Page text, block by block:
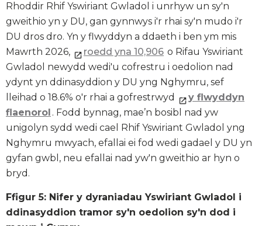
Rhoddir Rhif Yswiriant Gwladol i unrhyw un sy'n
gweithio yn y DU, gan gynnwys i'r rhai sy'n mudo i'r
DU dros dro. Yn y flwyddyn a ddaeth i ben ym mis
Mawrth 2026,
roedd yna 10,906 o Rifau Yswiriant
Gwladol newydd wedi'u cofrestru i oedolion nad
ydynt yn ddinasyddion y DU yng Nghymru, sef
lleihad o 18.6% o'r rhai a gofrestrwyd
y flwyddyn
flaenorol . Fodd bynnag, mae’n bosibl nad yw
unigolyn sydd wedi cael Rhif Yswiriant Gwladol yng
Nghymru mwyach, efallai ei fod wedi gadael y DU yn
gyfan gwbl, neu efallai nad yw'n gweithio ar hyn o
bryd.
Ffigur 5: Nifer y dyraniadau Yswiriant Gwladol i
ddinasyddion tramor sy'n oedolion sy'n dod i